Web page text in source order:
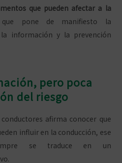
que pueden afectar a la
pone de manifiesto la
información y la prevención
pero poca
del riesgo
afirma conocer que
influir en la conducción, ese
se traduce en un